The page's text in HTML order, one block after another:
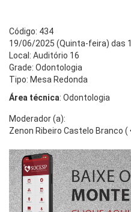
Código: 434
19/06/2025 (Quinta-feira) das
Local: Auditório 16
Grade: Odontologia
Tipo: Mesa Redonda
Área técnica: Odontologia
Moderador (a):
Zenon Ribeiro Castelo Branco (